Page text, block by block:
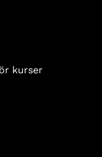
kurser